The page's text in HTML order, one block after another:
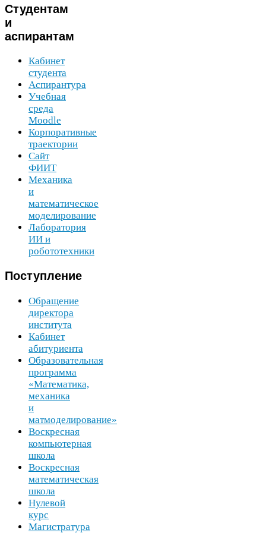
Студентам
и
аспирантам
Кабинет
студента
Аспирантура
Учебная
среда
Moodle
Корпоративные
траектории
Сайт
ФИИТ
Механика
и
математическое
моделирование
Лаборатория
ИИ и
робототехники
Поступление
Обращение
директора
института
Кабинет
абитуриента
Образовательная
программа
«Математика,
механика
и
матмоделирование»
Воскресная
компьютерная
школа
Воскресная
математическая
школа
Нулевой
курс
Магистратура